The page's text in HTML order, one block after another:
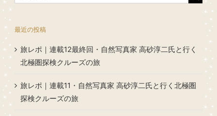
for:
最近の投稿
旅レポ｜連載12最終回・自然写真家 高砂淳二氏と行く
北極圏探検クルーズの旅
旅レポ｜連載11・自然写真家 高砂淳二氏と行く北極圏
探検クルーズの旅